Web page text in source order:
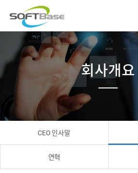
CEO 인사말
연혁
회사개요